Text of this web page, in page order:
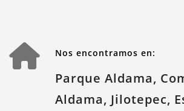
Nos encontramos en:
Parque Aldama,
Aldama, Jilotepec,